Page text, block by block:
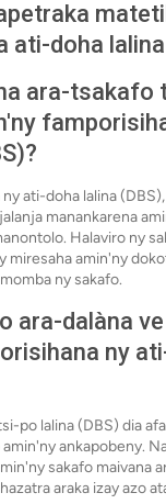
ati-doha
ara-tsakafo
ati-doha lalina
manankarena
Halaviro ny
miresaha amin'ny
ny sakafo.
ara-dalàna
ny
po lalina (DBS) dia
ankapobeny.
sakafo maivana
araka izay azo